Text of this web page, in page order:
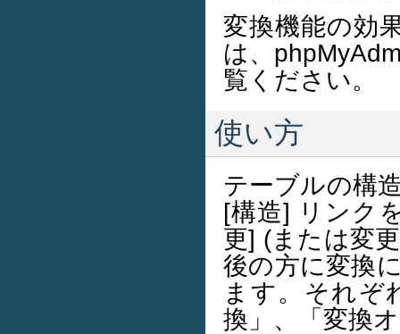
変換機能の効
は、
覧ください。
使い方
テーブルの構
[構造] リンク
更] (または変
後の方に変換
ます。それぞ
換」、「変換